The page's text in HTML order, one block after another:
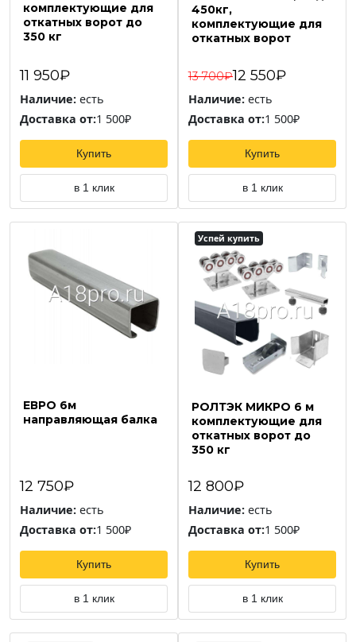
комплектующие для
откатных ворот до
350 кг
11 950₽
Наличие: есть
Доставка от:1 500₽
Купить
в 1 клик
450кг,
комплектующие для
откатных ворот
13 700₽12 550₽
Наличие: есть
Доставка от:1 500₽
Купить
в 1 клик
ЕВРО 6м
направляющая балка
12 750₽
Наличие: есть
Доставка от:1 500₽
Купить
в 1 клик
Успей купить
РОЛТЭК МИКРО 6 м
комплектующие для
откатных ворот до
350 кг
12 800₽
Наличие: есть
Доставка от:1 500₽
Купить
в 1 клик